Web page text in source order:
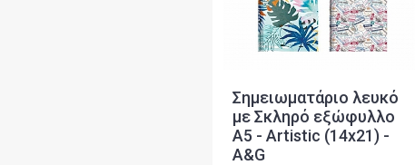
Σημειωματάριο λευκό
με Σκληρό εξώφυλλο
Α5 - Artistic (14x21) -
A&G